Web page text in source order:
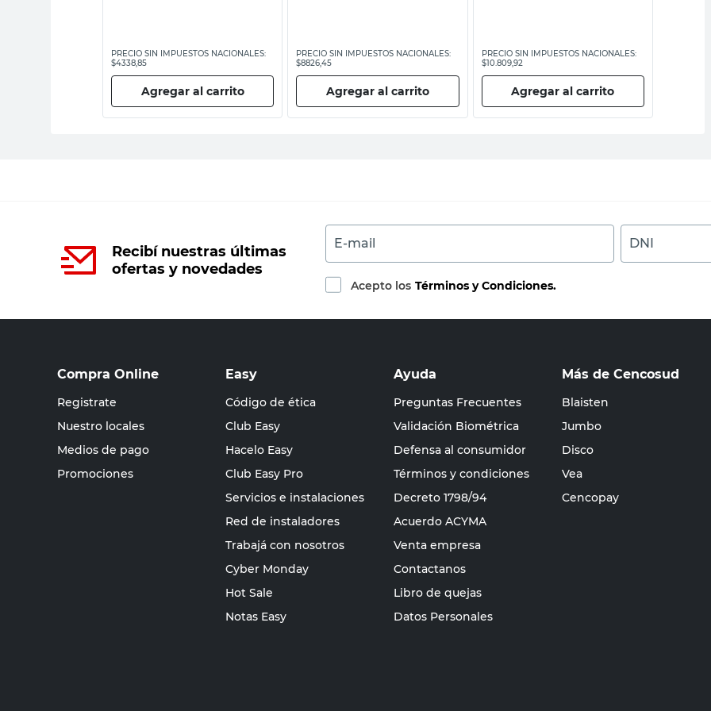
PRECIO SIN IMPUESTOS NACIONALES:
$4338,85
Agregar al carrito
PRECIO SIN IMPUESTOS NACIONALES:
$8826,45
Agregar al carrito
PRECIO SIN IMPUESTOS NACIONALES:
$10.809,92
Agregar al carrito
Recibí nuestras últimas
ofertas y novedades
E-mail DNI
Acepto los Términos y Condiciones.
Compra Online
Registrate
Nuestro locales
Medios de pago
Promociones
Easy
Código de ética
Club Easy
Hacelo Easy
Club Easy Pro
Servicios e instalaciones
Red de instaladores
Trabajá con nosotros
Cyber Monday
Hot Sale
Notas Easy
Ayuda
Preguntas Frecuentes
Validación Biométrica
Defensa al consumidor
Términos y condiciones
Decreto 1798/94
Acuerdo ACYMA
Venta empresa
Contactanos
Libro de quejas
Datos Personales
Más de Cencosud
Blaisten
Jumbo
Disco
Vea
Cencopay